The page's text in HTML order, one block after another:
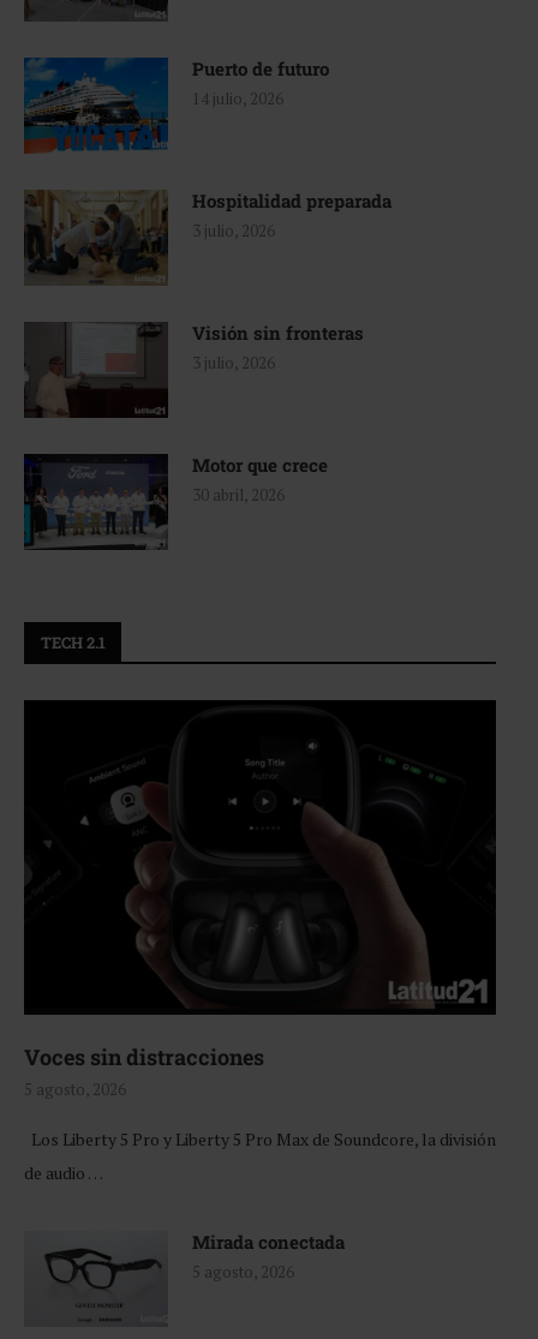
Puerto de futuro
14 julio, 2026
Hospitalidad preparada
3 julio, 2026
Visión sin fronteras
3 julio, 2026
Motor que crece
30 abril, 2026
TECH 2.1
Voces sin distracciones
5 agosto, 2026
Los Liberty 5 Pro y Liberty 5 Pro Max de Soundcore, la división
de audio …
Mirada conectada
5 agosto, 2026